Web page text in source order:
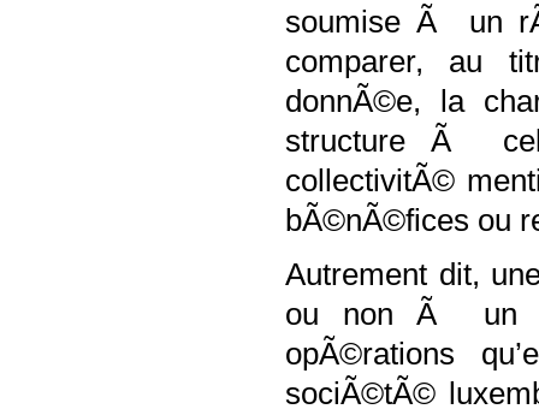
soumise Ã un
comparer, au
donnÃ©e, la
structure Ã
collectivitÃ©
bÃ©nÃ©fices ou
Autrement dit,
ou non Ã un
opÃ©rations
sociÃ©tÃ©